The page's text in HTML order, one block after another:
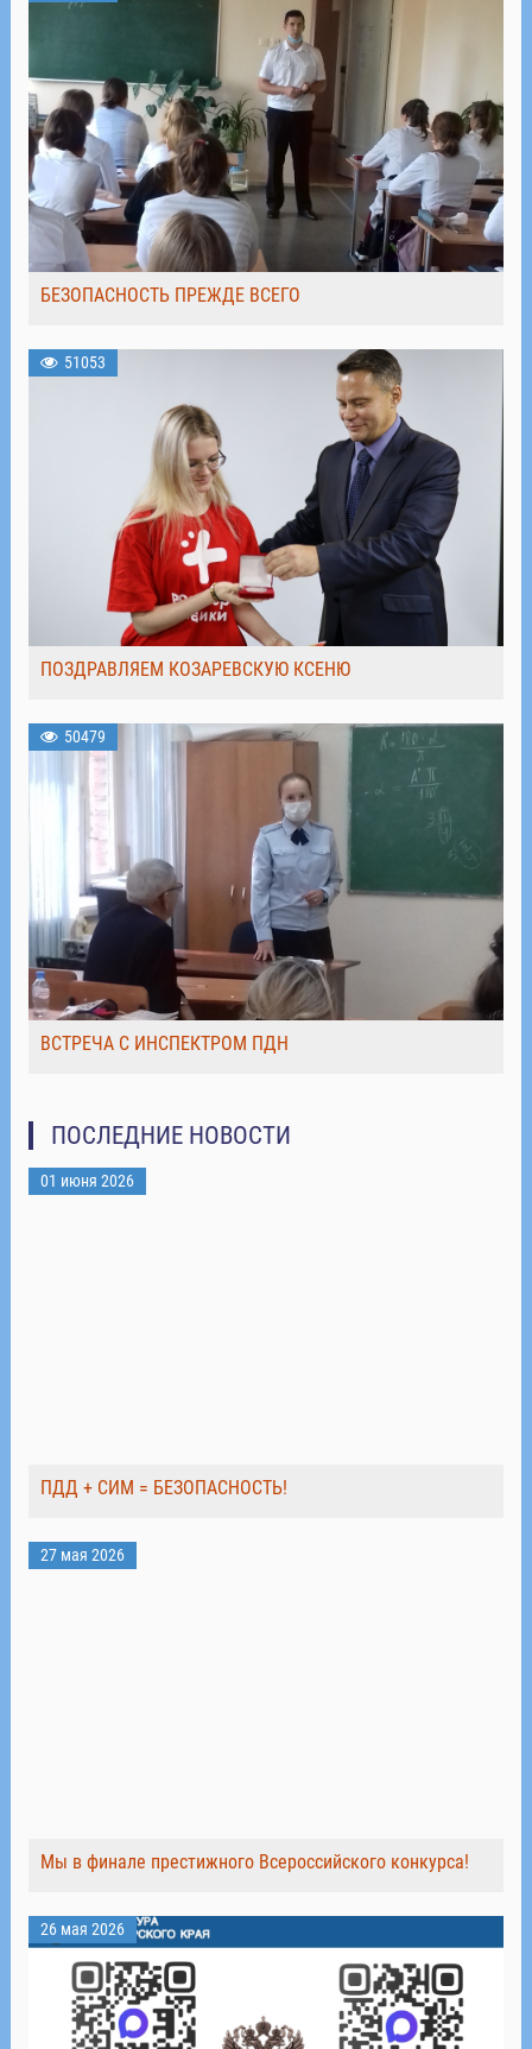
БЕЗОПАСНОСТЬ ПРЕЖДЕ ВСЕГО
51053
ПОЗДРАВЛЯЕМ КОЗАРЕВСКУЮ КСЕНЮ
50479
ВСТРЕЧА С ИНСПЕКТРОМ ПДН
ПОСЛЕДНИЕ НОВОСТИ
01 июня 2026
ПДД + СИМ = БЕЗОПАСНОСТЬ!
27 мая 2026
Мы в финале престижного Всероссийского конкурса!
26 мая 2026